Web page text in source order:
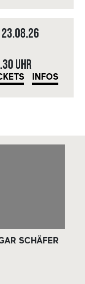
23.08.26
Uhr
INFOS
SCHÄFER